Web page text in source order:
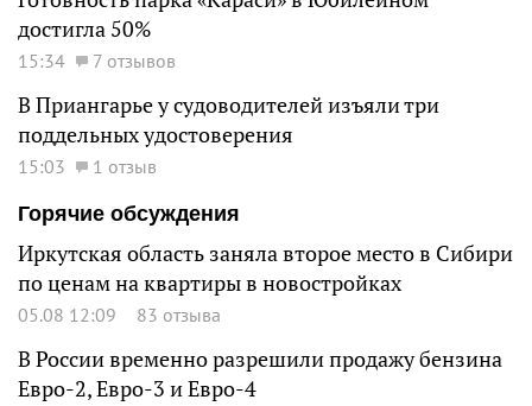
достигла 50%
15:34 7 отзывов
В Приангарье у судоводителей изъяли три
поддельных удостоверения
15:03
1 отзыв
Горячие обсуждения
Иркутская область заняла второе место в Сибири
по ценам на квартиры в новостройках
05.08 12:09 83 отзыва
В России временно разрешили продажу бензина
Евро-2, Евро-3 и Евро-4